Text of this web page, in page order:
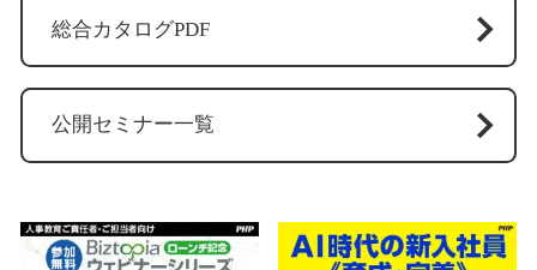
総合カタログPDF
公開セミナー一覧